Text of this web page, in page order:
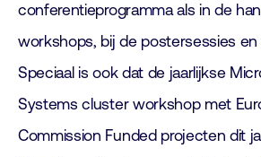
conferentieprogramma als in de
workshops, bij de postersessies
Speciaal is ook dat de jaarlijkse
Systems cluster workshop met
Commission Funded projecten dit